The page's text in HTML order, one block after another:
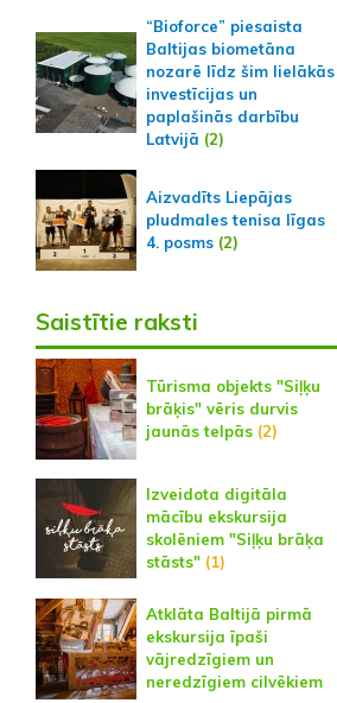
“Bioforce” piesaista
Baltijas biometāna
nozarē līdz šim lielākās
investīcijas un
paplašinās darbību
Latvijā (2)
Aizvadīts Liepājas
pludmales tenisa līgas
4. posms(2)
Saistītie raksti
Tūrisma objekts "Siļķu
brāķis" vēris durvis
jaunās telpās(2)
Izveidota digitāla
mācību ekskursija
skolēniem "Siļķu brāķa
stāsts"(1)
Atklāta Baltijā pirmā
ekskursija īpaši
vājredzīgiem un
neredzīgiem cilvēkiem